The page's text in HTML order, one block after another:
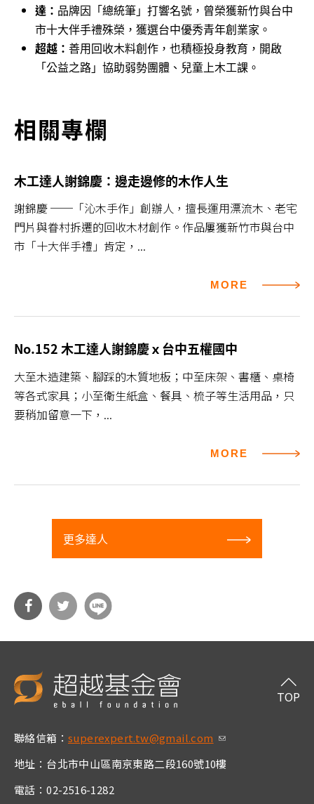
達： 品牌因「總統筆」打響名號，曾榮獲新竹與台中
市十大伴手禮殊榮，獲選台中優秀青年創業家。
超越： 善用回收木料創作，也積極投身教育，開啟
「公益之路」協助弱勢團體、兒童上木工課。
相關專欄
木工達人謝錦慶：邊走邊修的木作人生
謝錦慶 ──「沁木手作」創辦人，擅長運用漂流木、老宅
門片與眷村拆遷的回收木材創作。作品屢獲新竹市與台中
市「十大伴手禮」肯定，...
MORE
No.152 木工達人謝錦慶ｘ台中五權國中
大至木造建築、腳踩的木質地板；中至床架、書櫃、桌椅
等各式家具；小至衛生紙盒、餐具、梳子等生活用品，只
要稍加留意一下，...
MORE
更多達人
cebo
witt
聯絡信箱： superexpert.tw@gmail.com (link sends e-m
地址：台北市中山區南京東路二段160號10樓
電話：02-2516-1282
TOP